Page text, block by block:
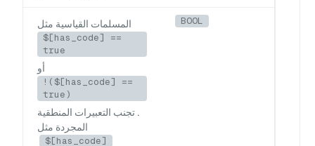
BOOL المسلمات القياسية مثل
$[has_code] ==
true
أو
!($[has_code] ==
true)
. تجنب التعبيرات المنطقية
المجردة مثل
$[has_code]